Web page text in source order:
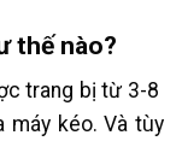
thế nào?
trang bị từ 3-8
máy kéo. Và tùy